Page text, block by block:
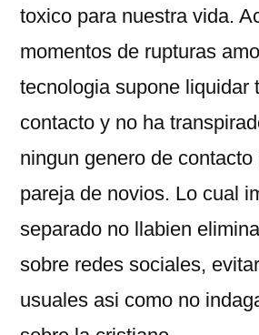
toxico para nuestra vida.
momentos de rupturas
tecnologia supone liquidar
contacto y no ha
ningun genero de
pareja de novios. Lo cual
separado no llabien
sobre redes sociales,
usuales asi­ como no